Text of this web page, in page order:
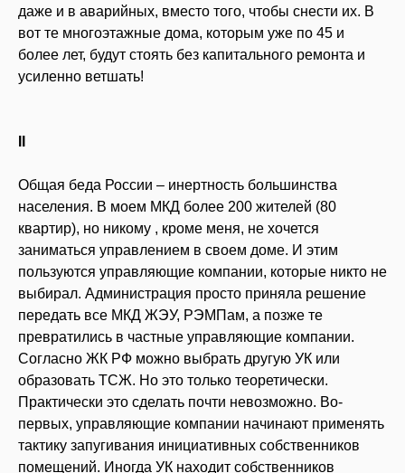
даже и в аварийных, вместо того, чтобы снести их. В
вот те многоэтажные дома, которым уже по 45 и
более лет, будут стоять без капитального ремонта и
усиленно ветшать!
Общая беда России – инертность большинства
населения. В моем МКД более 200 жителей (80
квартир), но никому , кроме меня, не хочется
заниматься управлением в своем доме. И этим
пользуются управляющие компании, которые никто не
выбирал. Администрация просто приняла решение
передать все МКД ЖЭУ, РЭМПам, а позже те
превратились в частные управляющие компании.
Согласно ЖК РФ можно выбрать другую УК или
образовать ТСЖ. Но это только теоретически.
Практически это сделать почти невозможно. Во-
первых, управляющие компании начинают применять
тактику запугивания инициативных собственников
помещений. Иногда УК находит собственников